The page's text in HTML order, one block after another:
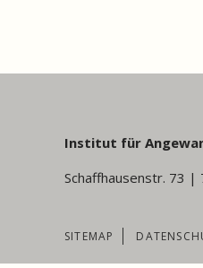
Institut für
Schaffhausenstr. 73
NAVIGATION
ÜBERSPRINGEN
SITEMAP